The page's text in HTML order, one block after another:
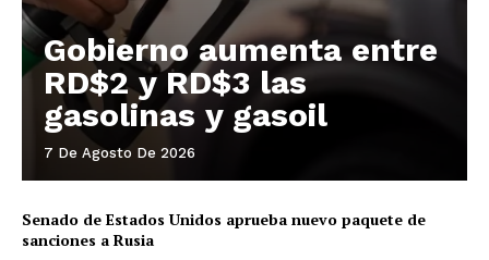
Gobierno aumenta entre
RD$2 y RD$3 las
gasolinas y gasoil
7 De Agosto De 2026
Senado de Estados Unidos aprueba nuevo paquete de
sanciones a Rusia